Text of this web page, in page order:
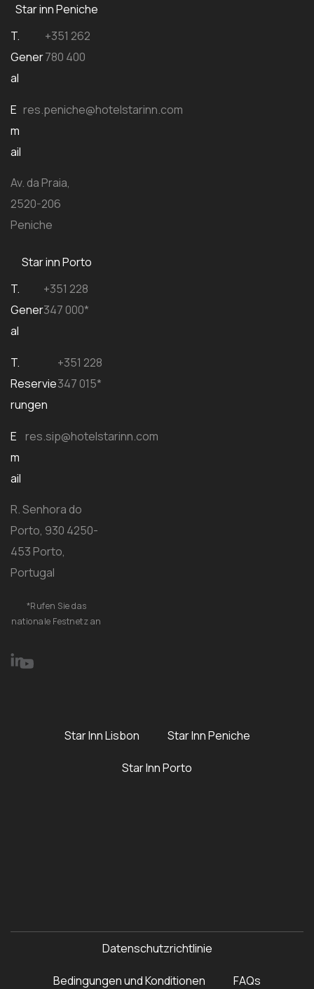
Star inn Peniche
T.
Gener
al
+351 262
780 400
E
m
ail
res.peniche@hotelstarinn.com
Av. da Praia,
2520-206
Peniche
Star inn Porto
T.
Gener
al
+351 228
347 000*
T.
Reservie
rungen
+351 228
347 015*
E
m
ail
res.sip@hotelstarinn.com
R. Senhora do
Porto, 930 4250-
453 Porto,
Portugal
*Rufen Sie das
nationale Festnetz an
Star Inn Lisbon Star Inn Peniche
Star Inn Porto
Datenschutzrichtlinie
Bedingungen und Konditionen FAQs